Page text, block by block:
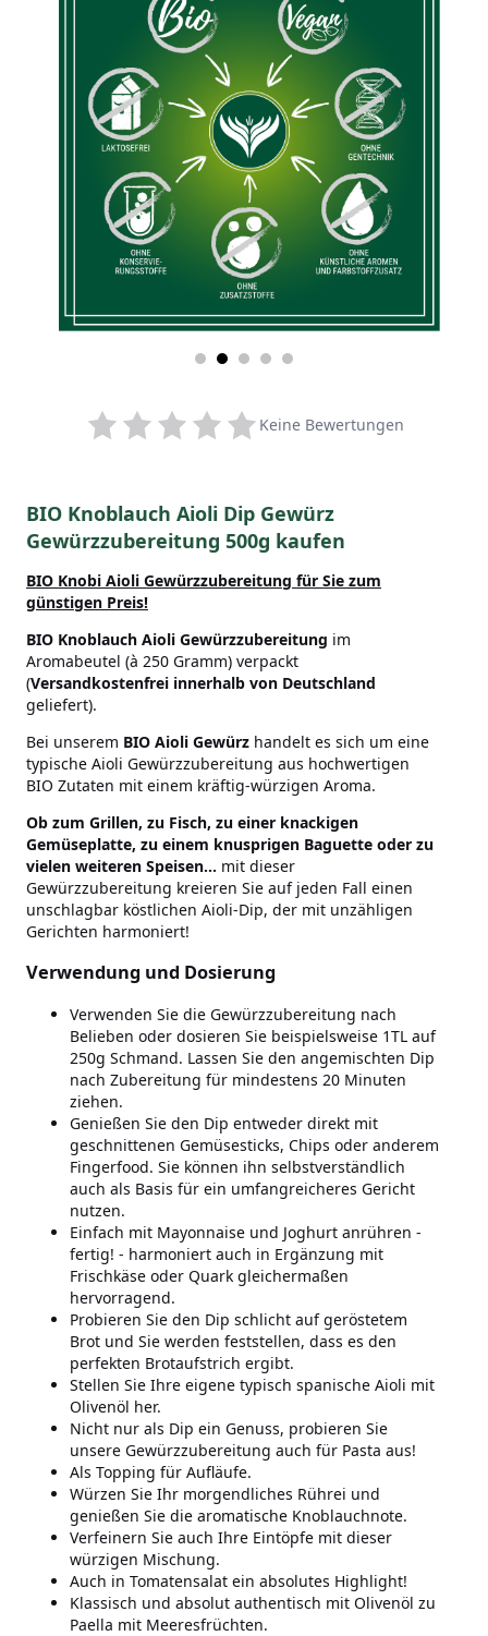
Keine Bewertungen
BIO Knoblauch Aioli Dip Gewürz
Gewürzzubereitung 500g kaufen
BIO Knobi Aioli Gewürzzubereitung für Sie zum
günstigen Preis!
BIO Knoblauch Aioli Gewürzzubereitung im
Aromabeutel (à 250 Gramm) verpackt
(Versandkostenfrei innerhalb von Deutschland
geliefert).
Bei unserem BIO Aioli Gewürz handelt es sich um eine
typische Aioli Gewürzzubereitung aus hochwertigen
BIO Zutaten mit einem kräftig-würzigen Aroma.
Ob zum Grillen, zu Fisch, zu einer knackigen
Gemüseplatte, zu einem knusprigen Baguette oder zu
vielen weiteren Speisen... mit dieser
Gewürzzubereitung kreieren Sie auf jeden Fall einen
unschlagbar köstlichen Aioli-Dip, der mit unzähligen
Gerichten harmoniert!
Verwendung und Dosierung
Verwenden Sie die Gewürzzubereitung nach
Belieben oder dosieren Sie beispielsweise 1TL auf
250g Schmand. Lassen Sie den angemischten Dip
nach Zubereitung für mindestens 20 Minuten
ziehen.
Genießen Sie den Dip entweder direkt mit
geschnittenen Gemüsesticks, Chips oder anderem
Fingerfood. Sie können ihn selbstverständlich
auch als Basis für ein umfangreicheres Gericht
nutzen.
Einfach mit Mayonnaise und Joghurt anrühren -
fertig! - harmoniert auch in Ergänzung mit
Frischkäse oder Quark gleichermaßen
hervorragend.
Probieren Sie den Dip schlicht auf geröstetem
Brot und Sie werden feststellen, dass es den
perfekten Brotaufstrich ergibt.
Stellen Sie Ihre eigene typisch spanische Aioli mit
Olivenöl her.
Nicht nur als Dip ein Genuss, probieren Sie
unsere Gewürzzubereitung auch für Pasta aus!
Als Topping für Aufläufe.
Würzen Sie Ihr morgendliches Rührei und
genießen Sie die aromatische Knoblauchnote.
Verfeinern Sie auch Ihre Eintöpfe mit dieser
würzigen Mischung.
Auch in Tomatensalat ein absolutes Highlight!
Klassisch und absolut authentisch mit Olivenöl zu
Paella mit Meeresfrüchten.